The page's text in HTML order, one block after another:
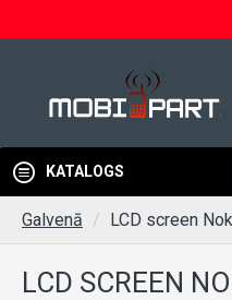
KATALOGS
Galvenā LCD screen
LCD SCREEN